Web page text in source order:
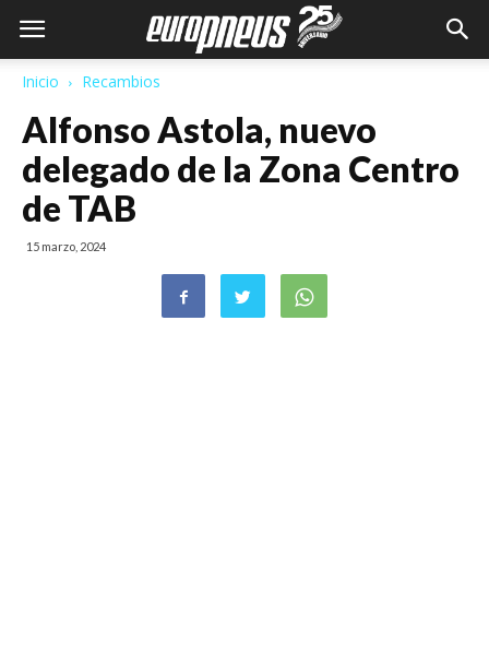
Inicio Recambios
Alfonso Astola, nuevo
delegado de la Zona Centro
de TAB
15 marzo, 2024